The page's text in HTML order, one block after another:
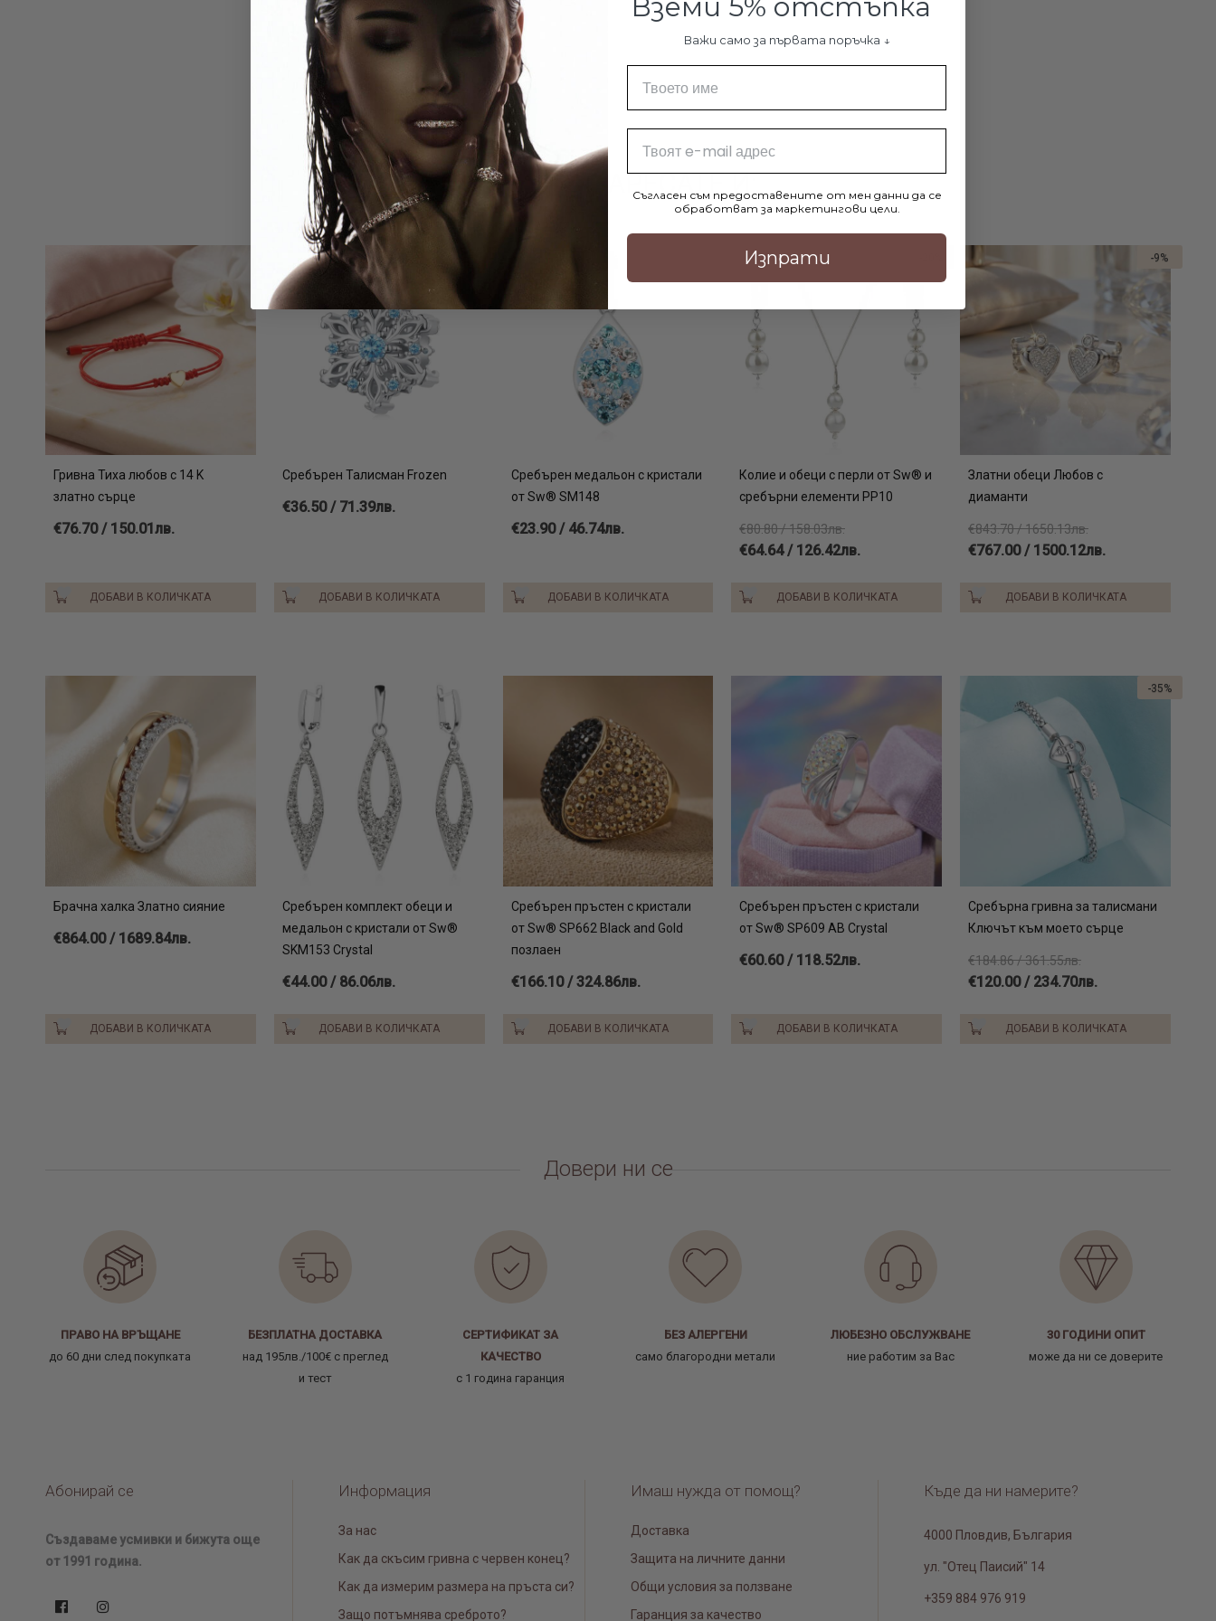
МОЖЕ ДА ХАРЕСАТЕ И:
Гривна Тиха любов с 14 K
златно сърце
€76.70 / 150.01лв.
ДОБАВИ В КОЛИЧКАТА
Сребърен Талисман Frozen
€36.50 / 71.39лв.
ДОБАВИ В КОЛИЧКАТА
Сребърен медальон с кристали
от Sw® SM148
€23.90 / 46.74лв.
ДОБАВИ В КОЛИЧКАТА
Колие и обеци с перли от Sw® и
сребърни елементи PP10
€80.80 / 158.03лв.
€64.64 / 126.42лв.
ДОБАВИ В КОЛИЧКАТА
Златни обеци Любов с
диаманти
€843.70 / 1650.13лв.
€767.00 / 1500.12лв.
ДОБАВИ В КОЛИЧКАТА
-9%
Брачна халка Златно сияние
€864.00 / 1689.84лв.
ДОБАВИ В КОЛИЧКАТА
Сребърен комплект обеци и
медальон с кристали от Sw®
SKM153 Crystal
€44.00 / 86.06лв.
ДОБАВИ В КОЛИЧКАТА
Сребърен пръстен с кристали
от Sw® SP662 Black and Gold
позлаен
€166.10 / 324.86лв.
ДОБАВИ В КОЛИЧКАТА
Сребърен пръстен с кристали
от Sw® SP609 AB Crystal
€60.60 / 118.52лв.
ДОБАВИ В КОЛИЧКАТА
Сребърна гривна за талисмани
Ключът към моето сърце
€184.86 / 361.55лв.
€120.00 / 234.70лв.
ДОБАВИ В КОЛИЧКАТА
-35%
Довери ни се
ПРАВО НА ВРЪЩАНЕ
до 60 дни след покупката
БЕЗПЛАТНА ДОСТАВКА
над 195лв./100€ с преглед
и тест
СЕРТИФИКАТ ЗА
КАЧЕСТВО
с 1 година гаранция
БЕЗ АЛЕРГЕНИ
само благородни метали
ЛЮБЕЗНО ОБСЛУЖВАНЕ
ние работим за Вас
30 ГОДИНИ ОПИТ
може да ни се доверите
Абонирай се
Създаваме усмивки и бижута още
от 1991 година.
Информация
За нас
Как да скъсим гривна с червен конец?
Как да измерим размера на пръста си?
Защо потъмнява среброто?
Имаш нужда от помощ?
Доставка
Защита на личните данни
Общи условия за ползване
Гаранция за качество
Къде да ни намерите?
4000 Пловдив, България
ул. "Отец Паисий" 14
+359 884 976 919
Вземи 5% отстъпка
Важи само за първата поръчка ↓
Съгласен съм предоставените от мен данни да се
обработват за маркетингови цели.
Изпрати